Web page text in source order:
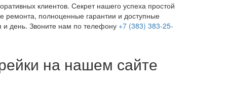
клиентов. Секрет нашего успеха простой
полноценные гарантии и доступные
и день. Звоните нам по телефону +7 (383) 383-25-
на нашем сайте